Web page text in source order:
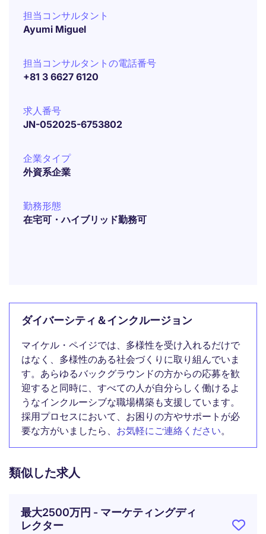
担当コンサルタント
Ayumi Miguel
担当コンサルタントの電話番号
+81 3 6627 6120
求人番号
JN-052025-6753802
企業タイプ
外資系企業
勤務形態
在宅可・ハイブリッド勤務可
ダイバーシティ＆インクルージョン
マイケル・ペイジでは、多様性を受け入れるだけで
はなく、多様性のある社会づくりに取り組んでいま
す。あらゆるバックグラウンドの方からの応募を歓
迎すると同時に、すべての人が自分らしく働けるよ
うなインクルーシブな職場構築も支援しています。
採用プロセスにおいて、お困りの方やサポートが必
要な方がいましたら、 お気軽にご連絡ください。
類似した求人
最大2500万円 - マーケティングディ
レクター